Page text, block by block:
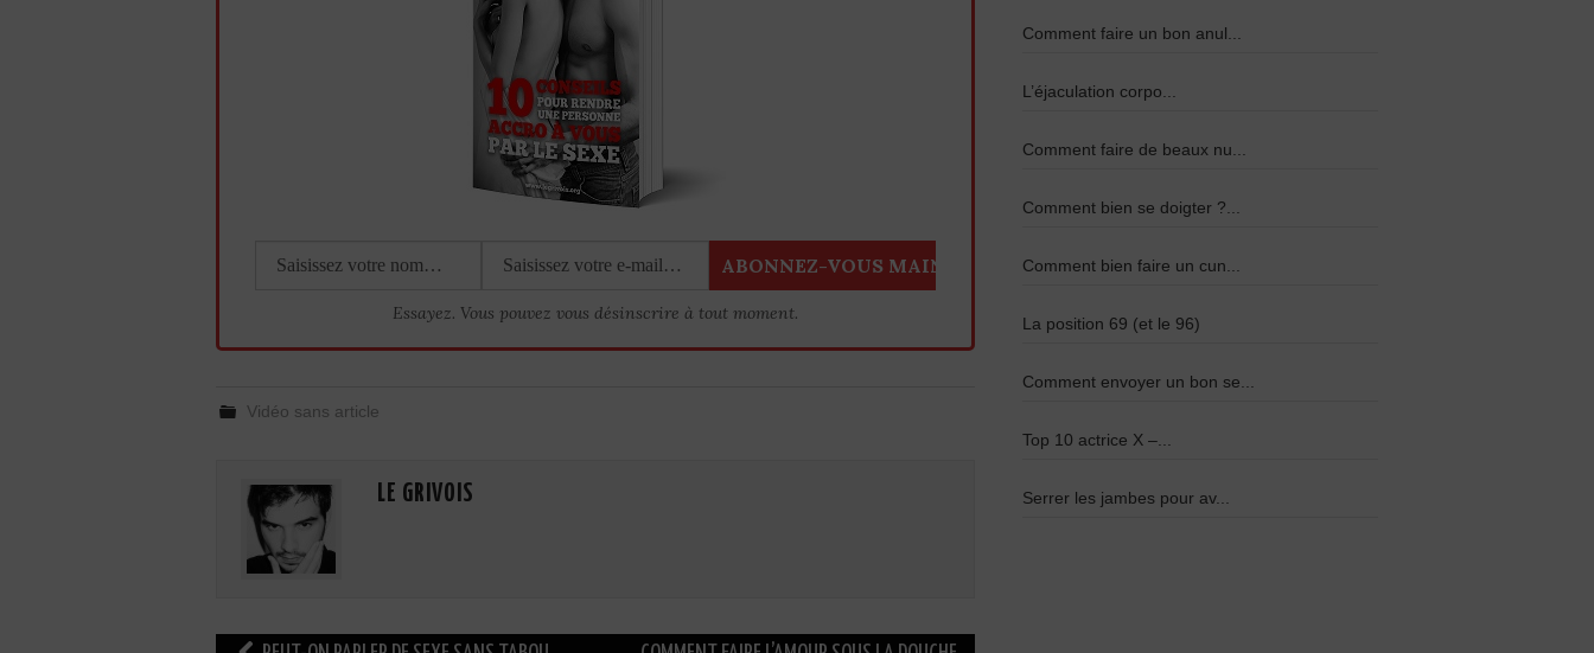
Essayez. Vous pouvez vous désinscrire à tout moment.
Vidéo sans article
LE GRIVOIS
Comment faire un bon anul...
L’éjaculation corpo...
Comment faire de beaux nu...
Comment bien se doigter ?...
Comment bien faire un cun...
La position 69 (et le 96)
Comment envoyer un bon se...
Top 10 actrice X –...
Serrer les jambes pour av...